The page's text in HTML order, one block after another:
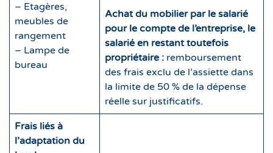
– Etagères,
meubles de
rangement
– Lampe de
bureau
Achat du mobilier par le salarié
pour le compte de l’entreprise, le
salarié en restant toutefois
propriétaire : remboursement
des frais exclu de l’assiette dans
la limite de 50 % de la dépense
réelle sur justificatifs.
Frais liés à
l’adaptation du